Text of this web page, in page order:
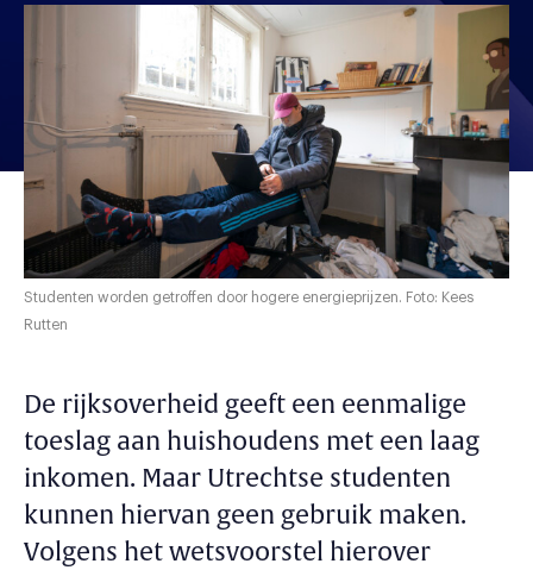
Studenten worden getroffen door hogere energieprijzen. Foto: Kees
Rutten
De rijksoverheid geeft een eenmalige
toeslag aan huishoudens met een laag
inkomen. Maar Utrechtse studenten
kunnen hiervan geen gebruik maken.
Volgens het wetsvoorstel hierover